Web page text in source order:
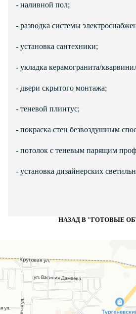
- наливной пол;
- разводка системы
- установка сантехники;
- укладка керамогранита/
- двери скрытого монтажа;
- теневой плинтус;
- покраска стен безвоздушным
- потолок с теневым парящим
- установка дизайнерских
НАЗАД В "ГОТОВЫЕ